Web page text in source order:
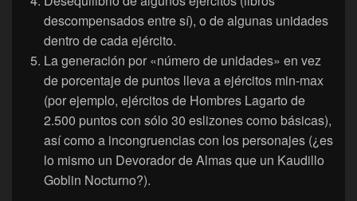
descompensados entre sí), o de algunas unidades
dentro de cada ejército.
La generación por «número de unidades» en vez
de porcentaje de puntos lleva a ejércitos min-max
(por ejemplo, ejércitos de Hombres Lagarto de
2.500 puntos con sólo 30 eslizones como básicas),
así como a incongruencias con los personajes (¿es
lo mismo un Devorador de Almas que un Kaudillo
Goblin Nocturno?).